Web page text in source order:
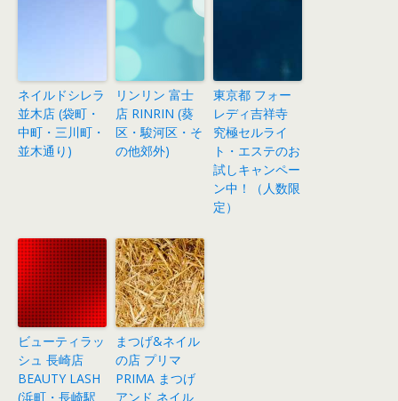
ネイルドシレラ
並木店 (袋町・
中町・三川町・
並木通り)
リンリン 富士
店 RINRIN (葵
区・駿河区・そ
の他郊外)
東京都 フォー
レディ吉祥寺
究極セルライ
ト・エステのお
試しキャンペー
ン中！（人数限
定）
ビューティラッ
シュ 長崎店
BEAUTY LASH
(浜町・長崎駅
まつげ&ネイル
の店 プリマ
PRIMA まつげ
アンド ネイル